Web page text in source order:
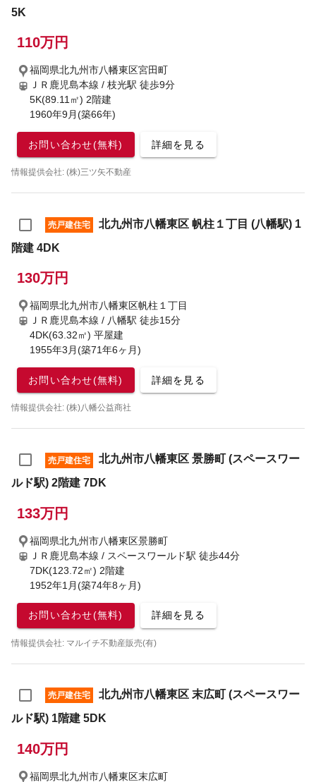
5K
110万円
福岡県北九州市八幡東区宮田町
ＪＲ鹿児島本線 / 枝光駅 徒歩9分
5K(89.11㎡) 2階建
1960年9月(築66年)
お問い合わせ(無料) 詳細を見る
情報提供会社: (株)三ツ矢不動産
売戸建住宅
北九州市八幡東区 帆柱１丁目 (八幡駅) 1
階建 4DK
130万円
福岡県北九州市八幡東区帆柱１丁目
ＪＲ鹿児島本線 / 八幡駅 徒歩15分
4DK(63.32㎡) 平屋建
1955年3月(築71年6ヶ月)
お問い合わせ(無料) 詳細を見る
情報提供会社: (株)八幡公益商社
売戸建住宅
北九州市八幡東区 景勝町 (スペースワー
ルド駅) 2階建 7DK
133万円
福岡県北九州市八幡東区景勝町
ＪＲ鹿児島本線 / スペースワールド駅 徒歩44分
7DK(123.72㎡) 2階建
1952年1月(築74年8ヶ月)
お問い合わせ(無料) 詳細を見る
情報提供会社: マルイチ不動産販売(有)
売戸建住宅
北九州市八幡東区 末広町 (スペースワー
ルド駅) 1階建 5DK
140万円
福岡県北九州市八幡東区末広町